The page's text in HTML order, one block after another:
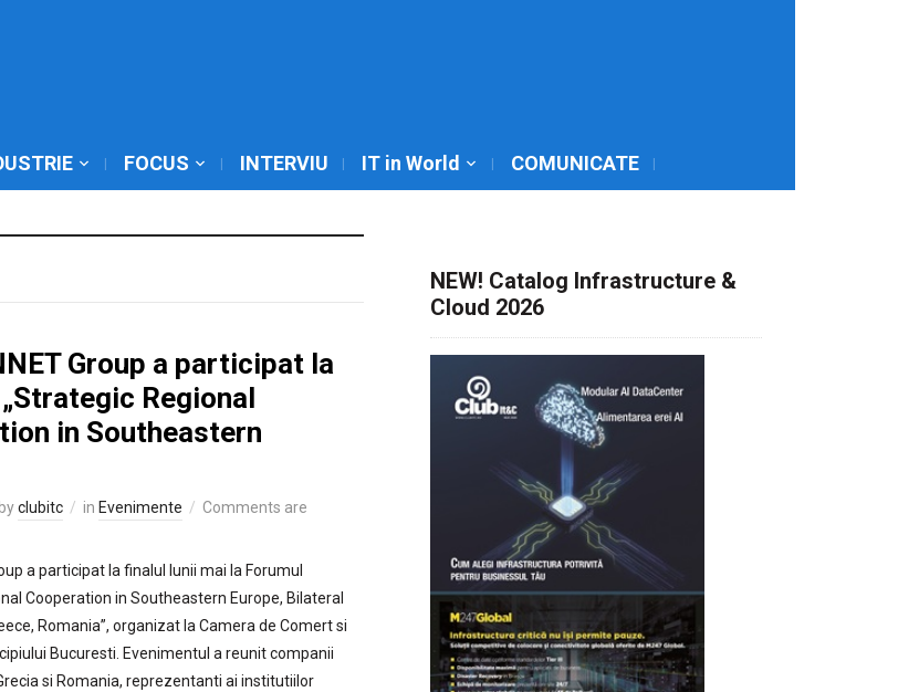
FOCUS INTERVIU IT in World COMUNICATE
Group a participat la
Regional
in Southeastern
byclubitc in Evenimente
Comments are
a participat la finalul lunii mai la Forumul
Cooperation in Southeastern Europe, Bilateral
Romania”, organizat la Camera de Comert si
Bucuresti. Evenimentul a reunit companii
si Romania, reprezentanti ai institutiilor
NEW! Catalog Infrastructure &
Cloud 2026